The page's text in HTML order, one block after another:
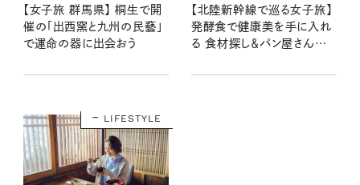
【女子旅 群馬県】 桐生で開
催の「出西窯と九州の民藝」
で運命の器に出会おう
【北陸新幹線で巡る女子旅】
発酵食で健康美を手に入れ
る 食材探し＆パン屋さんへ
LIFESTYLE